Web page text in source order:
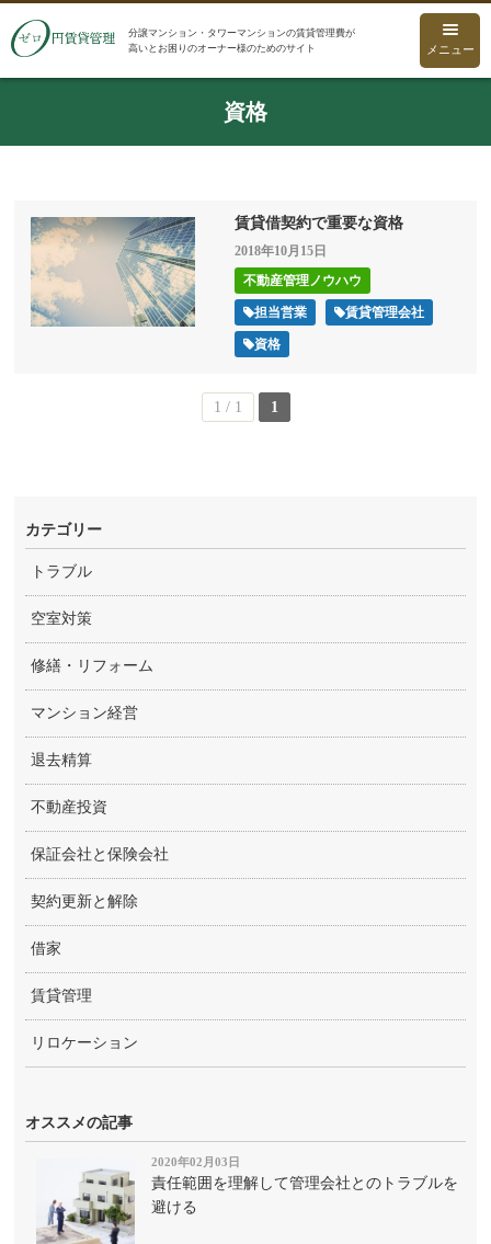
メニュー
分譲マンション・タワーマンションの賃貸管理費が
高いとお困りのオーナー様のためのサイト
資格
賃貸借契約で重要な資格
2018年10月15日
不動産管理ノウハウ
担当営業 賃貸管理会社
資格
1 / 1 1
カテゴリー
トラブル
空室対策
修繕・リフォーム
マンション経営
退去精算
不動産投資
保証会社と保険会社
契約更新と解除
借家
賃貸管理
リロケーション
オススメの記事
2020年02月03日
責任範囲を理解して管理会社とのトラブルを
避ける